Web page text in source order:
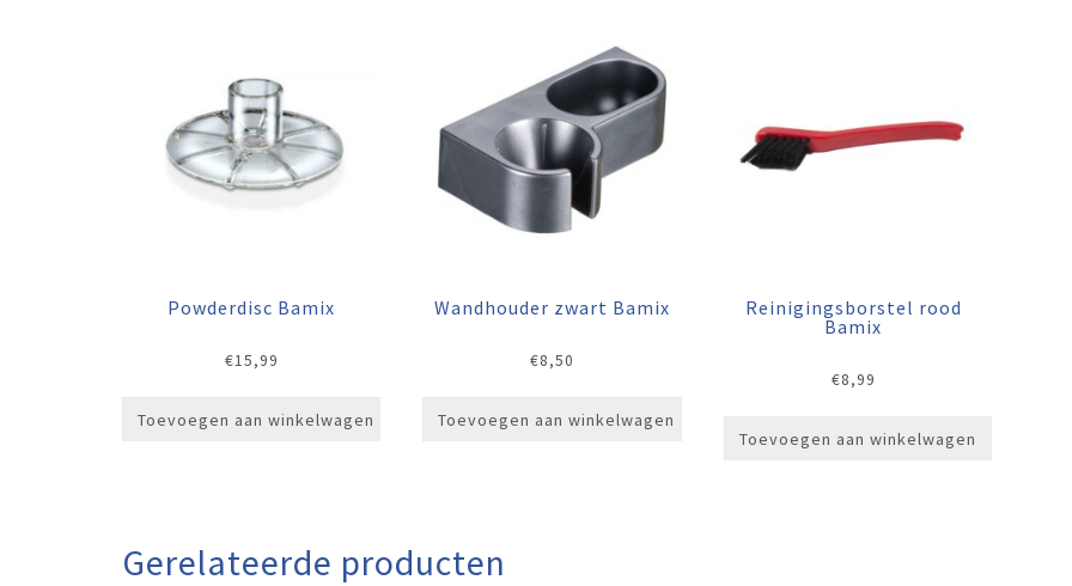
Powderdisc Bamix
€15,99
Toevoegen aan winkelwagen
Wandhouder zwart Bamix
€8,50
Toevoegen aan winkelwagen
Reinigingsborstel rood
Bamix
€8,99
Toevoegen aan winkelwagen
Gerelateerde producten